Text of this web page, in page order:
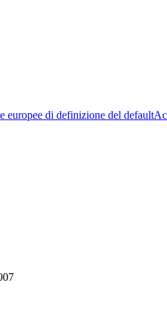
europee di definizione del default